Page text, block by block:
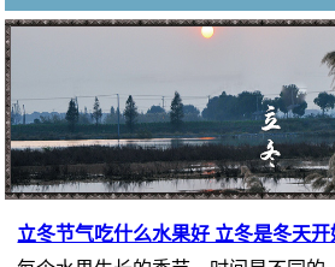
立冬节气吃什么水果好 立冬是冬天